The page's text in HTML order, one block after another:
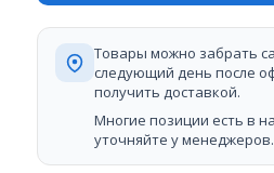
Товары можно забрать
следующий день после
получить доставкой.
Многие позиции есть в
уточняйте у менеджеров.